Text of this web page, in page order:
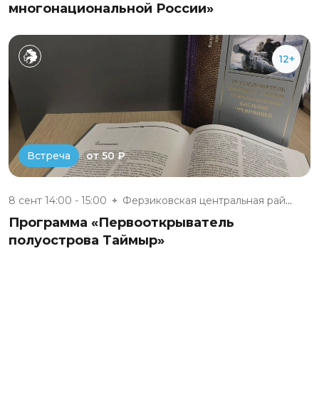
многонациональной России»
12+
Встреча от 50 ₽
8 сент 14:00 - 15:00 Ферзиковская центральная район...
Программа «Первооткрыватель
полуострова Таймыр»